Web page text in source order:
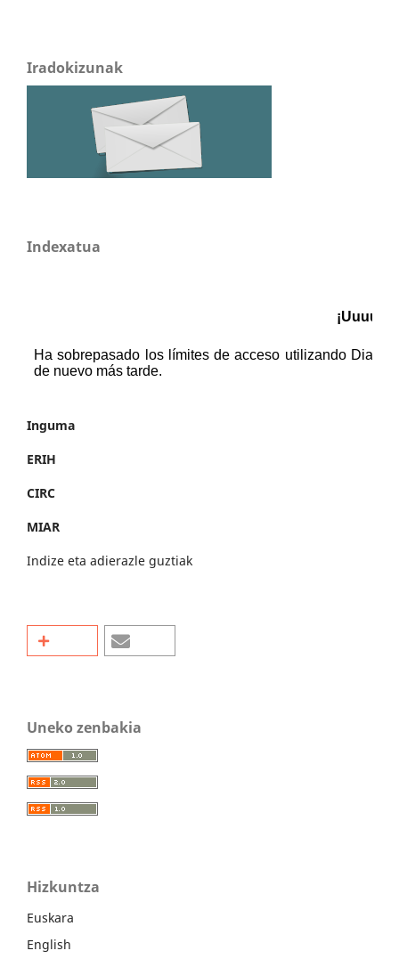
Iradokizunak
Indexatua
Inguma
ERIH
CIRC
MIAR
Indize eta adierazle guztiak
Uneko zenbakia
Hizkuntza
Euskara
English